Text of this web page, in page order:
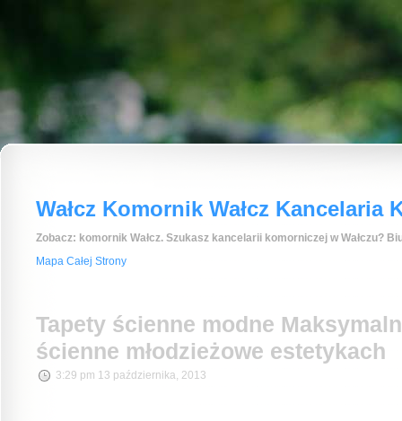
Wałcz Komornik Wałcz
Zobacz: komornik Wałcz. Szukasz kancelarii komorniczej w Wałczu?
Mapa Całej Strony
Tapety ścienne modne
ścienne młodzieżowe estetykach
3:29 pm 13 października, 2013